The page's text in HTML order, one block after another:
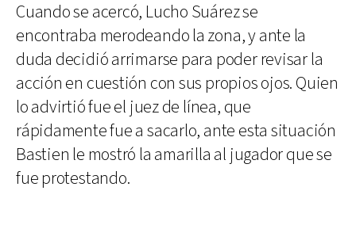
Cuando se acercó, Lucho Suárez se
encontraba merodeando la zona, y ante la
duda decidió arrimarse para poder revisar la
acción en cuestión con sus propios ojos. Quien
lo advirtió fue el juez de línea, que
rápidamente fue a sacarlo, ante esta situación
Bastien le mostró la amarilla al jugador que se
fue protestando.